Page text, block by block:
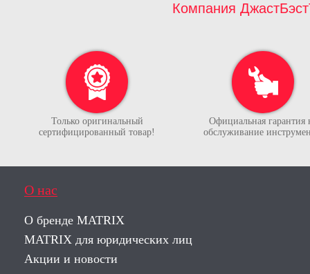
Компания
Только оригинальный
сертифицированный товар!
Официальная гарантия
обслуживание
О нас
О бренде MATRIX
MATRIX для юридических лиц
Акции и новости